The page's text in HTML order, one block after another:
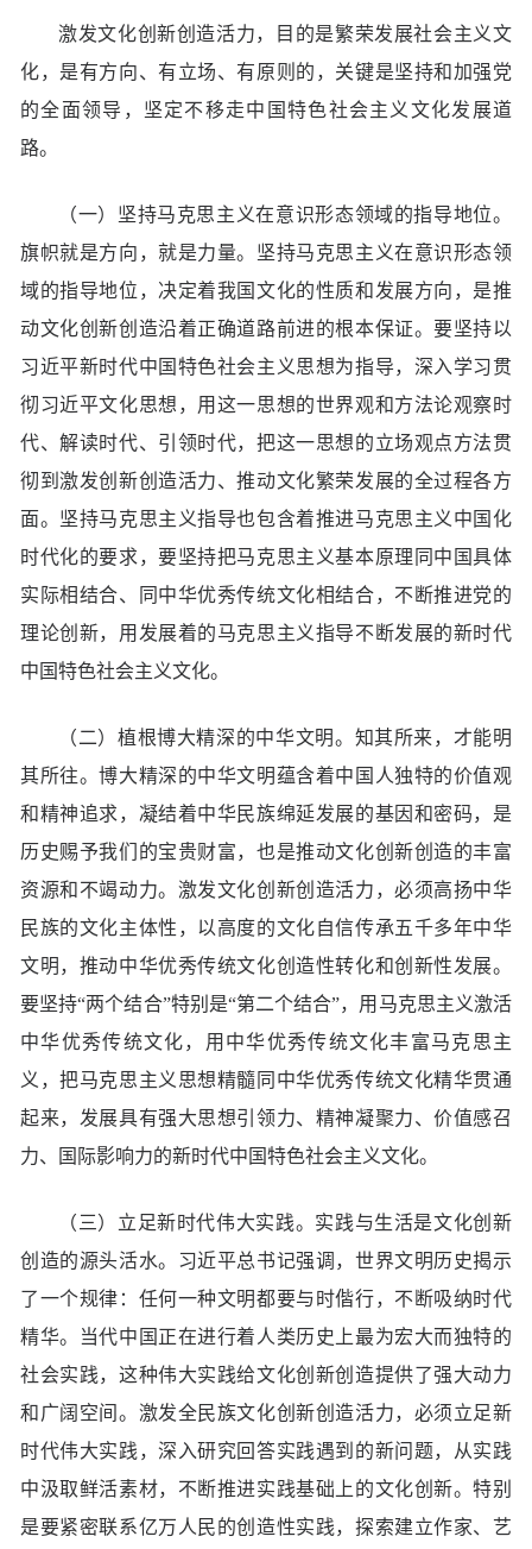
激发文化创新创造活力，目的是繁荣发展社会主义文
化，是有方向、有立场、有原则的，关键是坚持和加强党
的全面领导，坚定不移走中国特色社会主义文化发展道
路。
（一）坚持马克思主义在意识形态领域的指导地位。
旗帜就是方向，就是力量。坚持马克思主义在意识形态领
域的指导地位，决定着我国文化的性质和发展方向，是推
动文化创新创造沿着正确道路前进的根本保证。要坚持以
习近平新时代中国特色社会主义思想为指导，深入学习贯
彻习近平文化思想，用这一思想的世界观和方法论观察时
代、解读时代、引领时代，把这一思想的立场观点方法贯
彻到激发创新创造活力、推动文化繁荣发展的全过程各方
面。坚持马克思主义指导也包含着推进马克思主义中国化
时代化的要求，要坚持把马克思主义基本原理同中国具体
实际相结合、同中华优秀传统文化相结合，不断推进党的
理论创新，用发展着的马克思主义指导不断发展的新时代
中国特色社会主义文化。
（二）植根博大精深的中华文明。知其所来，才能明
其所往。博大精深的中华文明蕴含着中国人独特的价值观
和精神追求，凝结着中华民族绵延发展的基因和密码，是
历史赐予我们的宝贵财富，也是推动文化创新创造的丰富
资源和不竭动力。激发文化创新创造活力，必须高扬中华
民族的文化主体性，以高度的文化自信传承五千多年中华
文明，推动中华优秀传统文化创造性转化和创新性发展。
要坚持“两个结合”特别是“第二个结合”，用马克思主义激活
中华优秀传统文化，用中华优秀传统文化丰富马克思主
义，把马克思主义思想精髓同中华优秀传统文化精华贯通
起来，发展具有强大思想引领力、精神凝聚力、价值感召
力、国际影响力的新时代中国特色社会主义文化。
（三）立足新时代伟大实践。实践与生活是文化创新
创造的源头活水。习近平总书记强调，世界文明历史揭示
了一个规律：任何一种文明都要与时偕行，不断吸纳时代
精华。当代中国正在进行着人类历史上最为宏大而独特的
社会实践，这种伟大实践给文化创新创造提供了强大动力
和广阔空间。激发全民族文化创新创造活力，必须立足新
时代伟大实践，深入研究回答实践遇到的新问题，从实践
中汲取鲜活素材，不断推进实践基础上的文化创新。特别
是要紧密联系亿万人民的创造性实践，探索建立作家、艺